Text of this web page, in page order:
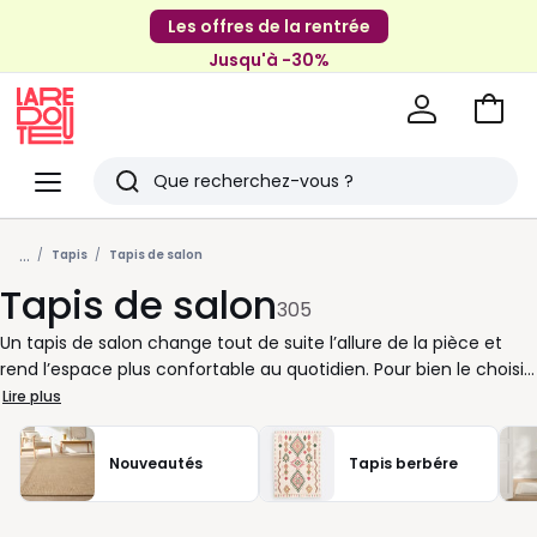
Les offres de la rentrée
Jusqu'à -30%
Menu
Redoute
Rechercher
Derniers
articles
vus
Aller
... Tapis Tapis de salon
Tapis de salon305
Un tapis de salon change tout de suite l’allure de la pièce et
rend l’espace plus confortable au quotidien. Pour bien le choisir,
commencez par la taille : sous la table basse, il structure le coin
salon ; plus grand, il relie canapé, fauteuils et meubles pour un
ensemble plus harmonieux. Dans un petit espace, un modèle
clair agrandit visuellement la pièce. Si votre décoration est déjà
riche, misez sur un tapis uni ou discret ; si elle est sobre, un
Lire plus
Nouveautés Tapis berbére